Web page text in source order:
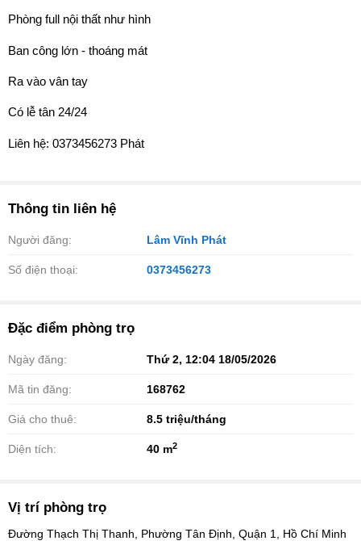
Phòng full nội thất như hình
Ban công lớn - thoáng mát
Ra vào vân tay
Có lễ tân 24/24
Liên hệ: 0373456273 Phát
Thông tin liên hệ
Người đăng: Lâm Vĩnh Phát
Số điện thoại: 0373456273
Đặc điểm phòng trọ
Ngày đăng: Thứ 2, 12:04 18/05/2026
Mã tin đăng: 168762
Giá cho thuê: 8.5 triệu/tháng
Diện tích: 40 m2
Vị trí phòng trọ
Đường Thạch Thị Thanh, Phường Tân Định, Quận 1, Hồ Chí Minh